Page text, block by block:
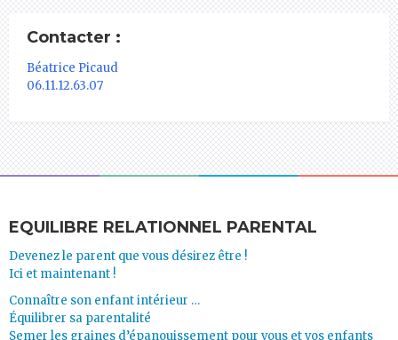
Contacter :
Béatrice Picaud
06.11.12.63.07
EQUILIBRE RELATIONNEL PARENTAL
Devenez le parent que vous désirez être !
Ici et maintenant !
Connaître son enfant intérieur …
Équilibrer sa parentalité
Semer les graines d’épanouissement pour vous et vos enfants